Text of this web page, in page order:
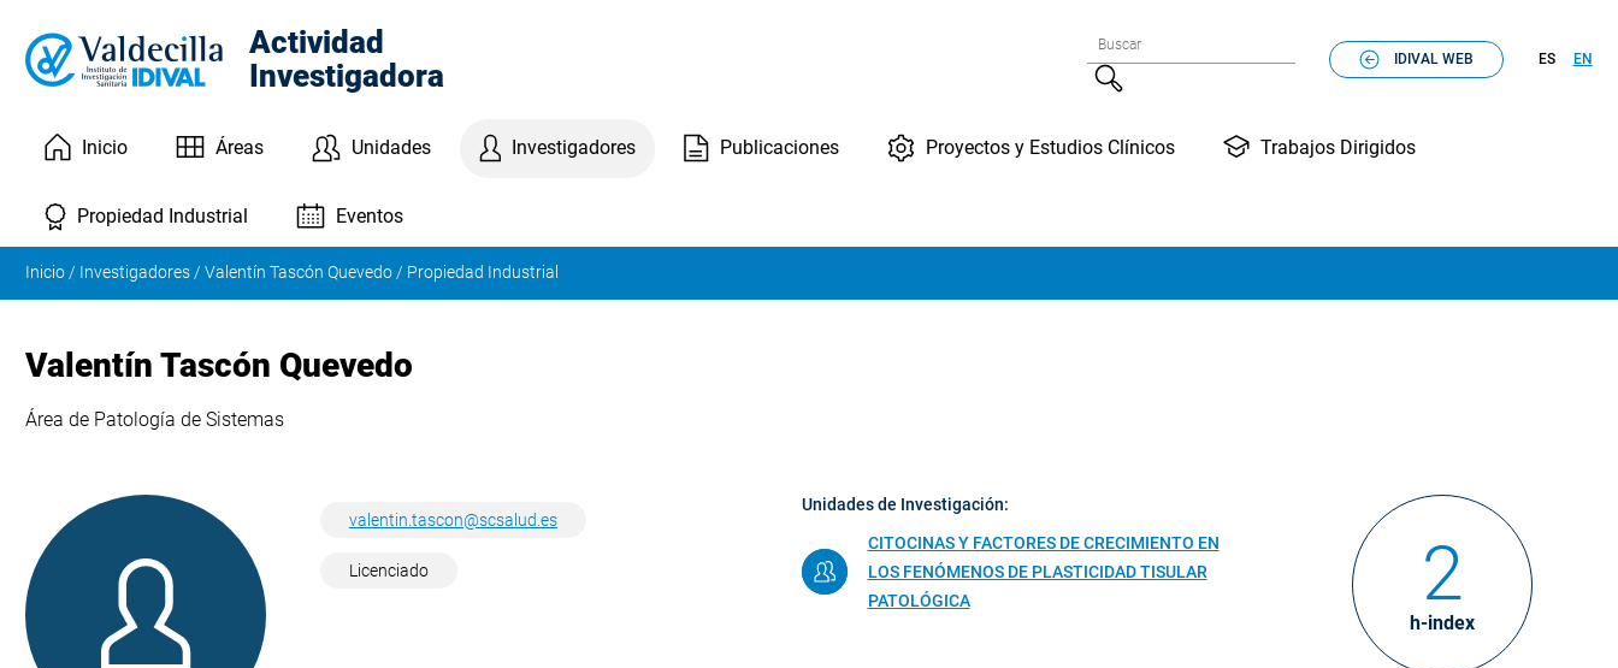
Actividad
Investigadora
Formulario de búsqueda
Buscar
Buscar
IDIVAL WEB ES EN
Inicio Áreas Unidades Investigadores Publicaciones Proyectos y Estudios Clínicos Trabajos Dirigidos
Propiedad Industrial Eventos
Inicio / Investigadores / Valentín Tascón Quevedo / Propiedad Industrial
Valentín Tascón Quevedo
Área de Patología de Sistemas
valentin.tascon@scsalud.es
Licenciado
Unidades de Investigación:
CITOCINAS Y FACTORES DE CRECIMIENTO EN
LOS FENÓMENOS DE PLASTICIDAD TISULAR
PATOLÓGICA
h-index
2